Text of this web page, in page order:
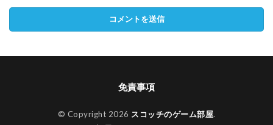
免責事項
© Copyright 2026 スコッチのゲーム部屋.